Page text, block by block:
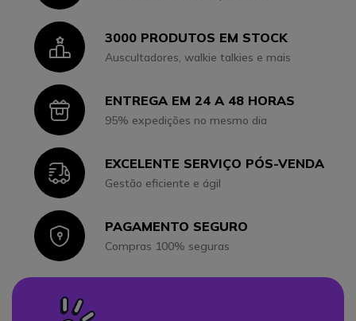
Icon3000 PRODUTOS EM STOCK
Auscultadores, walkie talkies e mais
IconENTREGA EM 24 A 48 HORAS
95% expedições no mesmo dia
IconEXCELENTE SERVIÇO PÓS-VENDA
Gestão eficiente e ágil
IconPAGAMENTO SEGURO
Compras 100% seguras